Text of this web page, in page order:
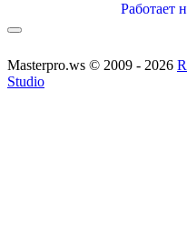
Работает
Masterpro.ws © 2009 - 2026
Studio